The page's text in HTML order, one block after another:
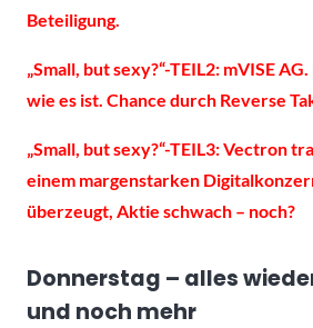
Beteiligung.
„Small, but sexy?“-TEIL2: mVISE
wie es ist. Chance durch Reverse
„Small, but sexy?“-TEIL3: Vectron
einem margenstarken
überzeugt, Aktie schwach – noch?
Donnerstag – alles
und noch mehr